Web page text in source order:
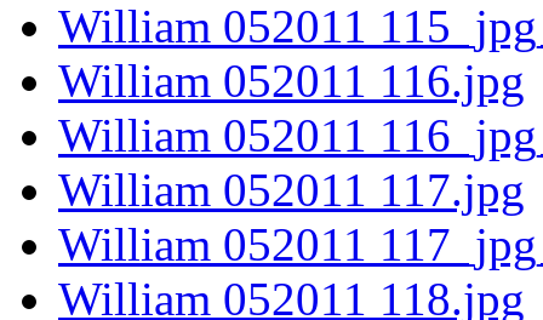
William 052011
William 052011 116.jpg
William 052011
William 052011 117.jpg
William 052011
William 052011 118.jpg